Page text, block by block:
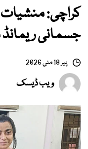
کراچی:
جسمانی ریمانڈ میں
پیر 18 مئی 2026
ویب ڈیسک